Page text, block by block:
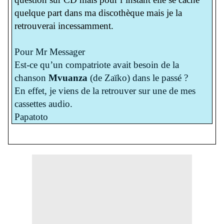
quelque part dans ma discothèque mais je la
retrouverai incessamment.
Pour Mr Messager
Est-ce qu’un compatriote avait besoin de la
chansonMvuanza (de Zaïko) dans le passé ?
En effet, je viens de la retrouver sur une de mes
cassettes audio.
Papatoto